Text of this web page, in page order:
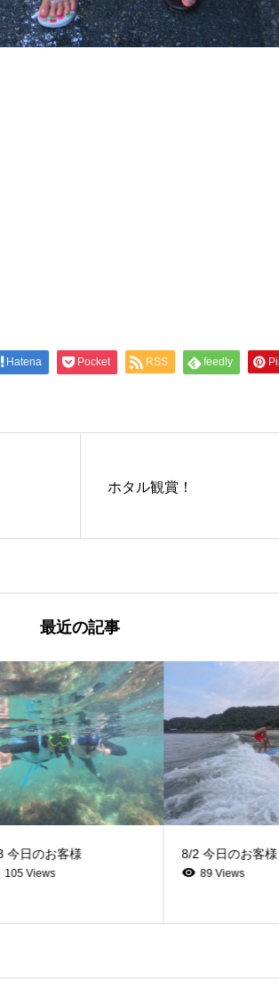
Hatena Pocket RSS feedly
ホタル観賞！
最近の記事
8/2 今日のお客様